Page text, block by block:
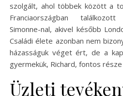
szolgált, ahol többek között a
Franciaországban
Simonne-nal, akivel később
Családi élete azonban nem
házasságuk véget ért, de a
gyermekük, Richard, fontos
Üzleti